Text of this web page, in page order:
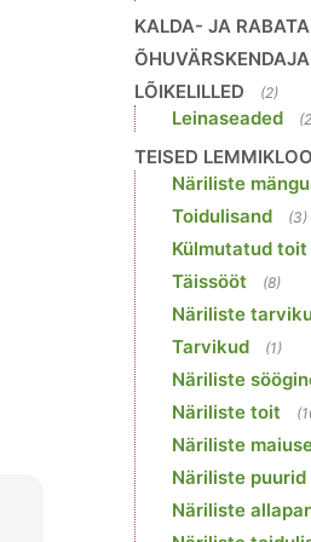
KALDA- JA
LÕIKELILLED (2)
Leinaseaded
TEISED
Näriliste
Toidulisand (3)
Külmutatud toit
Täissööt (8)
Näriliste
Tarvikud (1)
Näriliste
Näriliste toit
Näriliste
Näriliste puurid
Näriliste